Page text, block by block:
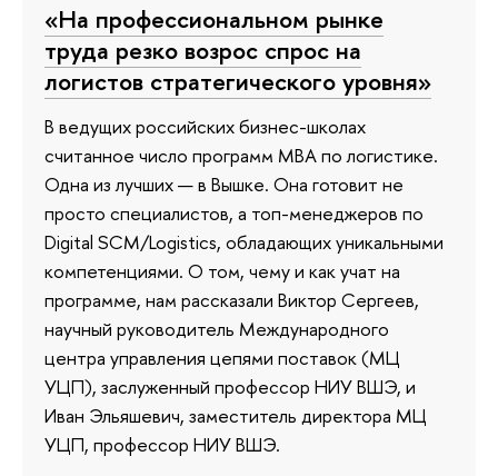
«На профессиональном рынке
труда резко возрос спрос на
логистов стратегического уровня»
В ведущих российских бизнес-школах
считанное число программ МВА по логистике.
Одна из лучших — в Вышке. Она готовит не
просто специалистов, а топ-менеджеров по
Digital SCM/Logistics, обладающих уникальными
компетенциями. О том, чему и как учат на
программе, нам рассказали Виктор Сергеев,
научный руководитель Международного
центра управления цепями поставок (МЦ
УЦП), заслуженный профессор НИУ ВШЭ, и
Иван Эльяшевич, заместитель директора МЦ
УЦП, профессор НИУ ВШЭ.